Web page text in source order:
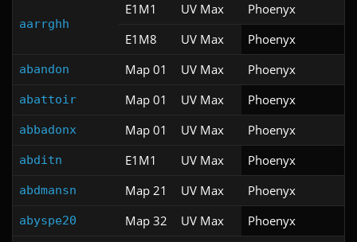
aarrghh
E1M1 UV Max Phoenyx
E1M8
UV Max Phoenyx
abandon Map 01 UV Max Phoenyx
abattoir Map 01 UV Max Phoenyx
abbadonx Map 01 UV Max Phoenyx
abditn E1M1 UV Max Phoenyx
abdmansn Map 21 UV Max Phoenyx
abyspe20 Map 32 UV Max Phoenyx